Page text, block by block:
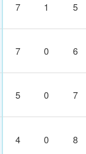
7 1 5
7 0 6
5 0 7
4 0 8